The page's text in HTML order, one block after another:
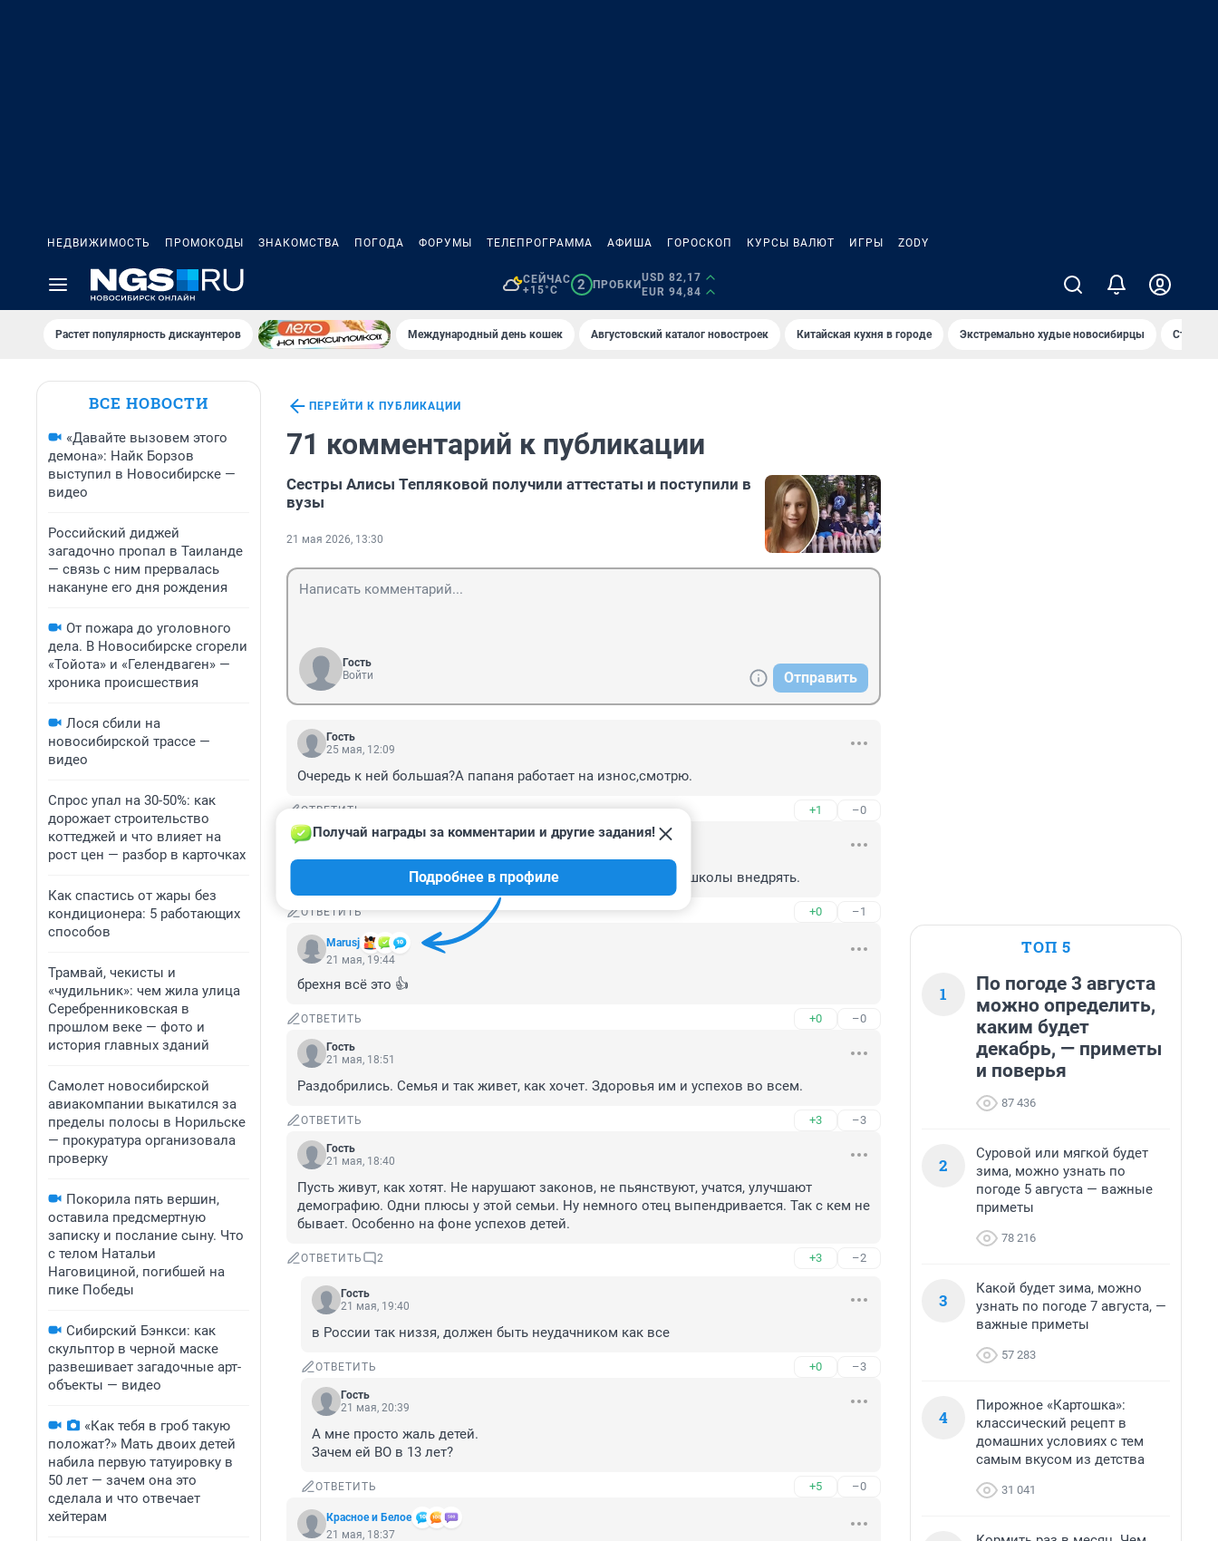
НЕДВИЖИМОСТЬ ПРОМОКОДЫ ЗНАКОМСТВА ПОГОДА ФОРУМЫ ТЕЛЕПРОГРАММА АФИША ГОРОСКОП КУРСЫ ВАЛЮТ ИГРЫ ZODY
СЕЙЧАС
+15°C
2 ПРОБКИ
USD 82,17
EUR 94,84
Растет популярность дискаунтеров Международный день кошек Августовский каталог новостроек Китайская кухня в городе Экстремально худые новосибирцы Старт
ВСЕ НОВОСТИ
«Давайте вызовем этого
демона»: Найк Борзов
выступил в Новосибирске —
видео
Российский диджей
загадочно пропал в Таиланде
— связь с ним прервалась
накануне его дня рождения
От пожара до уголовного
дела. В Новосибирске сгорели
«Тойота» и «Гелендваген» —
хроника происшествия
Лося сбили на
новосибирской трассе —
видео
Спрос упал на 30-50%: как
дорожает строительство
коттеджей и что влияет на
рост цен — разбор в карточках
Как спастись от жары без
кондиционера: 5 работающих
способов
Трамвай, чекисты и
«чудильник»: чем жила улица
Серебренниковская в
прошлом веке — фото и
история главных зданий
Самолет новосибирской
авиакомпании выкатился за
пределы полосы в Норильске
— прокуратура организовала
проверку
Покорила пять вершин,
оставила предсмертную
записку и послание сыну. Что
с телом Натальи
Наговициной, погибшей на
пике Победы
Сибирский Бэнкси: как
скульптор в черной маске
развешивает загадочные арт-
объекты — видео
«Как тебя в гроб такую
положат?» Мать двоих детей
набила первую татуировку в
50 лет — зачем она это
сделала и что отвечает
хейтерам
ПЕРЕЙТИ К ПУБЛИКАЦИИ
71 комментарий к публикации
Сестры Алисы Тепляковой получили аттестаты и поступили в
вузы
21 мая 2026, 13:30
Гость
Войти
Отправить
Гость
25 мая, 12:09
Очередь к ней большая?А папаня работает на износ,смотрю.
ОТВЕТИТЬ +1 –0
Гость
А может стоило не кидаться на них, а методику изучить и в школы внедрять.
ОТВЕТИТЬ +0 –1
Мarusj
Получай награды за комментарии и другие задания!
Подробнее в профиле
21 мая, 19:44
брехня всё это 👍
ОТВЕТИТЬ +0 –0
Гость
21 мая, 18:51
Раздобрились. Семья и так живет, как хочет. Здоровья им и успехов во всем.
ОТВЕТИТЬ +3 –3
Гость
21 мая, 18:40
Пусть живут, как хотят. Не нарушают законов, не пьянствуют, учатся, улучшают
демографию. Одни плюсы у этой семьи. Ну немного отец выпендривается. Так с кем не
бывает. Особенно на фоне успехов детей.
ОТВЕТИТЬ 2 +3 –2
Гость
21 мая, 19:40
в России так низзя, должен быть неудачником как все
ОТВЕТИТЬ +0 –3
Гость
21 мая, 20:39
А мне просто жаль детей.
Зачем ей ВО в 13 лет?
ОТВЕТИТЬ +5 –0
Красное и Белое
21 мая, 18:37
ТОП 5
1
По погоде 3 августа
можно определить,
каким будет
декабрь, — приметы
и поверья
87 436
2
Суровой или мягкой будет
зима, можно узнать по
погоде 5 августа — важные
приметы
78 216
3
Какой будет зима, можно
узнать по погоде 7 августа, —
важные приметы
57 283
4
Пирожное «Картошка»:
классический рецепт в
домашних условиях с тем
самым вкусом из детства
31 041